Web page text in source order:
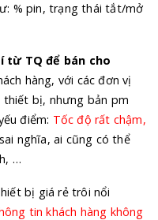
% pin, trạng thái tắt/mở
từ TQ để bán cho
hàng, với các đơn vị
thiết bị, nhưng bản pm
điểm: Tốc độ rất chậm,
nghĩa, ai cũng có thể
…
bị giá rẻ trôi nổi
tin khách hàng không